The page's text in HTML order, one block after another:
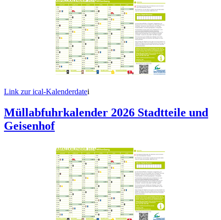
Link zur ical-Kalenderdatei
Müllabfuhrkalender 2026 Stadtteile und
Geisenhof